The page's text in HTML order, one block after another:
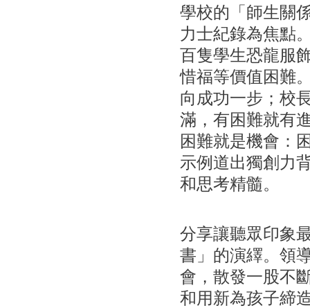
學校的「師生關
力士紀錄為焦點
百隻學生恐龍服
惜福等價值困難
向成功一步；校
滿，有困難就有
困難就是機會：
示例道出獨創力
和思考精髓。
分享讓聽眾印象
書」的演繹。領
會，散發一股不
和用新為孩子締